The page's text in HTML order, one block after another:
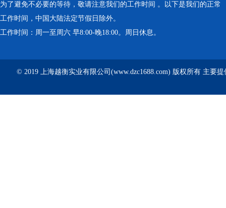
为了避免不必要的等待，敬请注意我们的工作时间 。以下是我们的正常
工作时间，中国大陆法定节假日除外。
工作时间：周一至周六 早8:00-晚18:00。周日休息。
© 2019 上海越衡实业有限公司(www.dzc1688.com) 版权所有 主要提